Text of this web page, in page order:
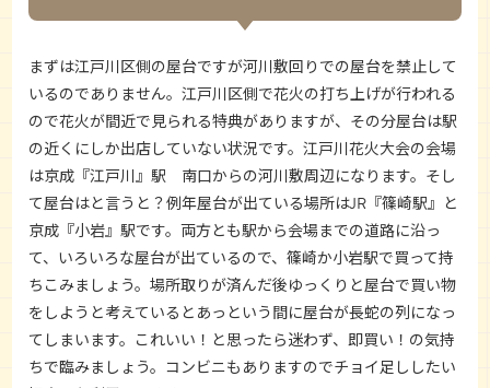
まずは江戸川区側の屋台ですが河川敷回りでの屋台を禁止して
いるのでありません。江戸川区側で花火の打ち上げが行われる
ので花火が間近で見られる特典がありますが、その分屋台は駅
の近くにしか出店していない状況です。江戸川花火大会の会場
は京成『江戸川』駅 南口からの河川敷周辺になります。そし
て屋台はと言うと？例年屋台が出ている場所はJR『篠崎駅』と
京成『小岩』駅です。両方とも駅から会場までの道路に沿っ
て、いろいろな屋台が出ているので、篠崎か小岩駅で買って持
ちこみましょう。場所取りが済んだ後ゆっくりと屋台で買い物
をしようと考えているとあっという間に屋台が長蛇の列になっ
てしまいます。これいい！と思ったら迷わず、即買い！の気持
ちで臨みましょう。コンビニもありますのでチョイ足ししたい